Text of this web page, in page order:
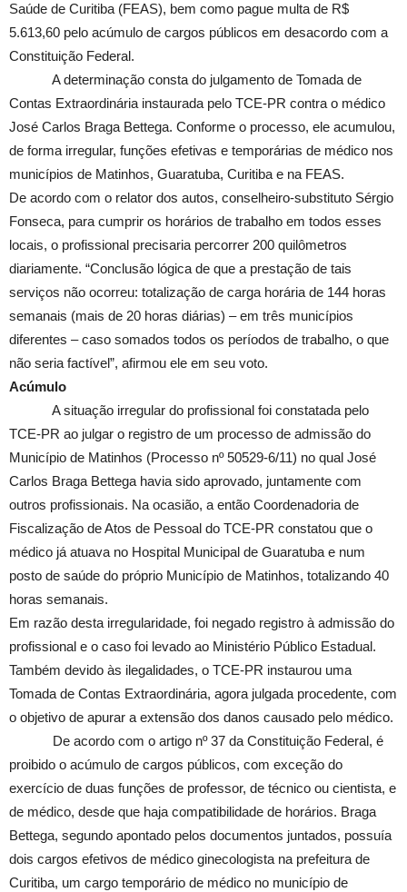
Saúde de Curitiba (FEAS), bem como pague multa de R$
5.613,60 pelo acúmulo de cargos públicos em desacordo com a
Constituição Federal.
A determinação consta do julgamento de Tomada de
Contas Extraordinária instaurada pelo TCE-PR contra o médico
José Carlos Braga Bettega. Conforme o processo, ele acumulou,
de forma irregular, funções efetivas e temporárias de médico nos
municípios de Matinhos, Guaratuba, Curitiba e na FEAS.
De acordo com o relator dos autos, conselheiro-substituto Sérgio
Fonseca, para cumprir os horários de trabalho em todos esses
locais, o profissional precisaria percorrer 200 quilômetros
diariamente. “Conclusão lógica de que a prestação de tais
serviços não ocorreu: totalização de carga horária de 144 horas
semanais (mais de 20 horas diárias) – em três municípios
diferentes – caso somados todos os períodos de trabalho, o que
não seria factível”, afirmou ele em seu voto.
Acúmulo
A situação irregular do profissional foi constatada pelo
TCE-PR ao julgar o registro de um processo de admissão do
Município de Matinhos (Processo nº 50529-6/11) no qual José
Carlos Braga Bettega havia sido aprovado, juntamente com
outros profissionais. Na ocasião, a então Coordenadoria de
Fiscalização de Atos de Pessoal do TCE-PR constatou que o
médico já atuava no Hospital Municipal de Guaratuba e num
posto de saúde do próprio Município de Matinhos, totalizando 40
horas semanais.
Em razão desta irregularidade, foi negado registro à admissão do
profissional e o caso foi levado ao Ministério Público Estadual.
Também devido às ilegalidades, o TCE-PR instaurou uma
Tomada de Contas Extraordinária, agora julgada procedente, com
o objetivo de apurar a extensão dos danos causado pelo médico.
De acordo com o artigo nº 37 da Constituição Federal, é
proibido o acúmulo de cargos públicos, com exceção do
exercício de duas funções de professor, de técnico ou cientista, e
de médico, desde que haja compatibilidade de horários. Braga
Bettega, segundo apontado pelos documentos juntados, possuía
dois cargos efetivos de médico ginecologista na prefeitura de
Curitiba, um cargo temporário de médico no município de